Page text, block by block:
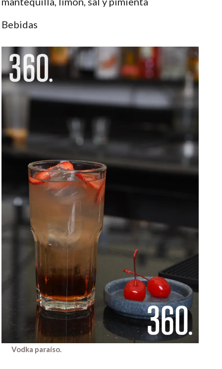
Bebidas
Vodka paraíso.